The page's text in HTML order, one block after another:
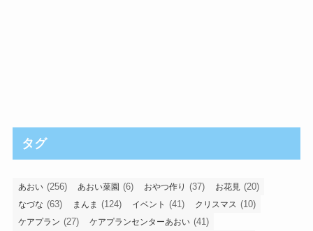
タグ
あおい (256) あおい菜園 (6) おやつ作り (37) お花見 (20)
なづな (63) まんま (124) イベント (41) クリスマス (10)
ケアプラン (27) ケアプランセンターあおい (41)